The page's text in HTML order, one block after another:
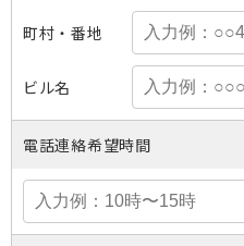
町村・番地
ビル名
電話連絡希望時間